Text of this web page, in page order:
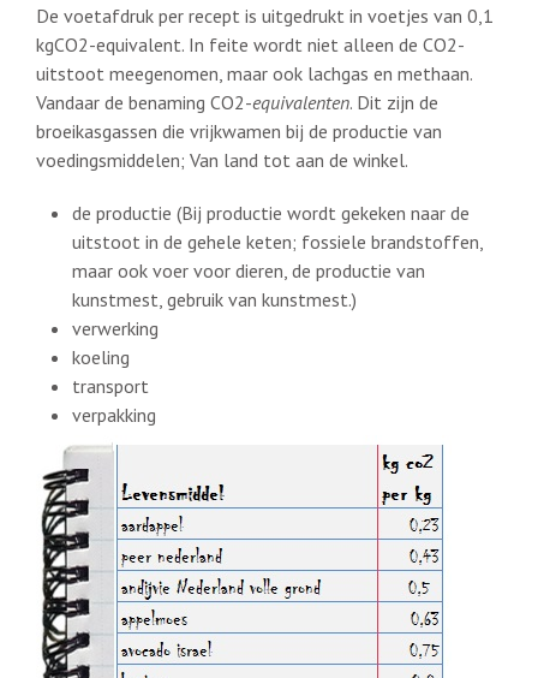
De voetafdruk per recept is uitgedrukt in voetjes van 0,1
kgCO2-equivalent. In feite wordt niet alleen de CO2-
uitstoot meegenomen, maar ook lachgas en methaan.
Vandaar de benaming CO2-equivalenten. Dit zijn de
broeikasgassen die vrijkwamen bij de productie van
voedingsmiddelen; Van land tot aan de winkel.
de productie (Bij productie wordt gekeken naar de
uitstoot in de gehele keten; fossiele brandstoffen,
maar ook voer voor dieren, de productie van
kunstmest, gebruik van kunstmest.)
verwerking
koeling
transport
verpakking